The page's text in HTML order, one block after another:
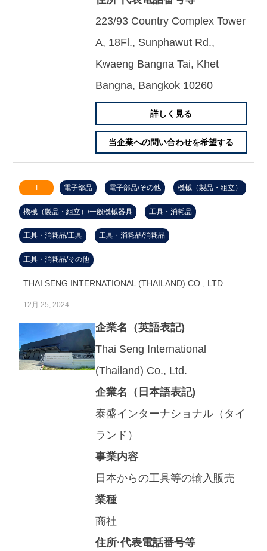
223/93 Country Complex Tower
A, 18Fl., Sunphawut Rd.,
Kwaeng Bangna Tai, Khet
Bangna, Bangkok 10260
詳しく見る
当企業への問い合わせを希望する
T 電子部品 電子部品/その他 機械（製品・組立）
機械（製品・組立）/一般機械器具 工具・消耗品
工具・消耗品/工具 工具・消耗品/消耗品
工具・消耗品/その他
THAI SENG INTERNATIONAL (THAILAND) CO., LTD
12月 25, 2024
企業名（英語表記)
Thai Seng International
(Thailand) Co., Ltd.
企業名（日本語表記)
泰盛インターナショナル（タイ
ランド）
事業内容
日本からの工具等の輸入販売
業種
商社
住所·代表電話番号等